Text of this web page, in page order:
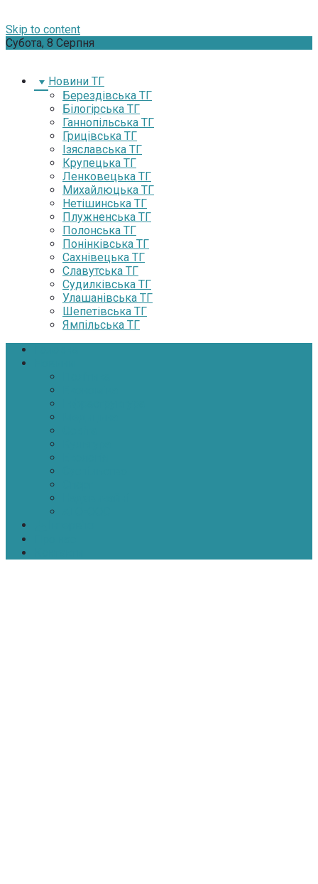
Skip to content
Субота, 8 Серпня
Новини ТГ
Берездівська ТГ
Білогірська ТГ
Ганнопільська ТГ
Грицівська ТГ
Ізяславська ТГ
Крупецька ТГ
Ленковецька ТГ
Михайлюцька ТГ
Нетішинська ТГ
Плужненська ТГ
Полонська ТГ
Понінківська ТГ
Сахнівецька ТГ
Славутська ТГ
Судилківська ТГ
Улашанівська ТГ
Шепетівська ТГ
Ямпільська ТГ